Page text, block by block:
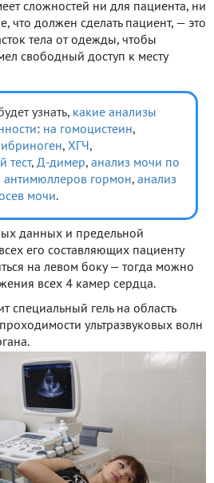
сложностей ни для пациента, ни
что должен сделать пациент, — это
тела от одежды, чтобы
свободный доступ к месту
узнать, какие анализы
: на гомоцистеин,
, ХГЧ ,
тест, Д-димер, анализ мочи по
антимюллеров гормон, анализ
мочи.
данных и предельной
его составляющих пациенту
на левом боку — тогда можно
всех 4 камер сердца.
специальный гель на область
ультразвуковых волн